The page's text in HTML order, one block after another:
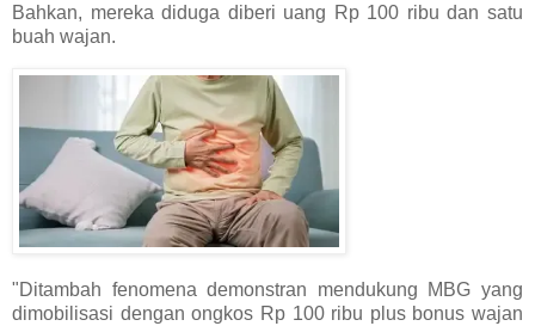
Bahkan, mereka diduga diberi uang Rp 100 ribu dan satu
buah wajan.
"Ditambah fenomena demonstran mendukung MBG yang
dimobilisasi dengan ongkos Rp 100 ribu plus bonus wajan